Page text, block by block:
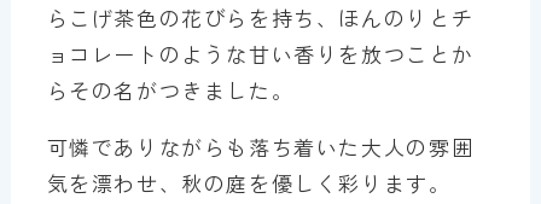
らこげ茶色の花びらを持ち、ほんのりとチ
ョコレートのような甘い香りを放つことか
らその名がつきました。
可憐でありながらも落ち着いた大人の雰囲
気を漂わせ、秋の庭を優しく彩ります。